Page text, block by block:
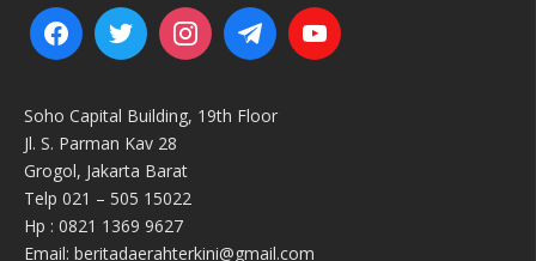
Soho Capital Building, 19th Floor
Jl. S. Parman Kav 28
Grogol, Jakarta Barat
Telp 021 – 505 15022
Hp : 0821 1369 9627
Email: beritadaerahterkini@gmail.com